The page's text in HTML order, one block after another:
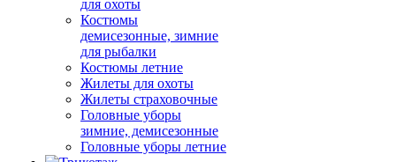
для охоты
Костюмы
демисезонные, зимние
для рыбалки
Костюмы летние
Жилеты для охоты
Жилеты страховочные
Головные уборы
зимние, демисезонные
Головные уборы летние